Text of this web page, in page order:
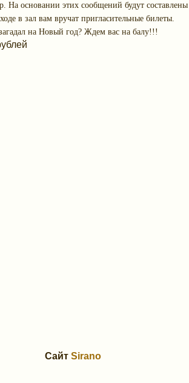
. На основании этих сообщений будут составлены
в зал вам вручат пригласительные билеты.
на Новый год? Ждем вас на балу!!!
Сайт Sirano